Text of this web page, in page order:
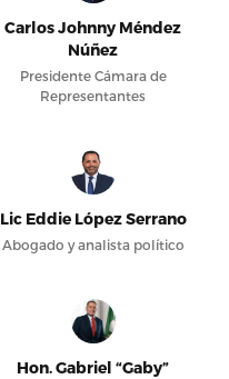
Carlos Johnny Méndez
Núñez
Presidente Cámara de
Representantes
Lic Eddie López Serrano
Abogado y analista político
Hon. Gabriel “Gaby”